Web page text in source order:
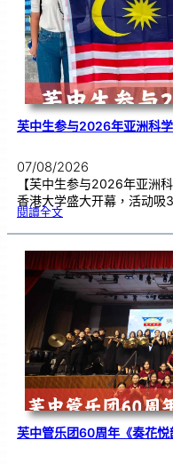
芙中生参与2026年亚洲科
07/08/2026
【芙中生参与2026年亚洲
香港大学盛大开幕，活动
閱讀全文:芙
生
参
2
0
2
6
年
亚
洲科
芙中管乐团60周年《奏花悦